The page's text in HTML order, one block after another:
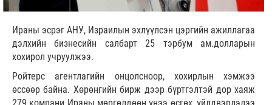
Ираны эсрэг АНУ, Израилын эхлүүлсэн цэргийн ажиллагаа
дэлхийн бизнесийн салбарт 25 тэрбум ам.долларын
хохирол учруулжээ.
Ройтерс агентлагийн онцолсноор, хохирлын хэмжээ
өссөөр байна. Хөрөнгийн бирж дээр бүртгэлтэй дор хаяж
279 компани Ираны мөргөлдөөн үнээ өсгөх, үйлдвэрлэлээ